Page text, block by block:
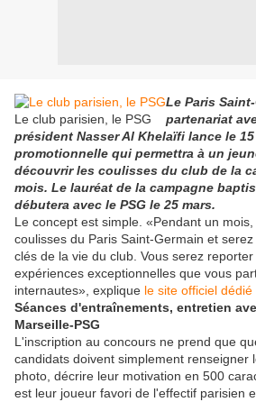
Le club parisien, le PSG
Le Paris
partenariat
président Nasser Al Khelaïfi lance le
promotionnelle qui permettra à un
découvrir les coulisses du club de la
mois. Le lauréat de la campagne
débutera avec le PSG le 25 mars.
Le concept est simple. «Pendant un
coulisses du Paris Saint-Germain et
clés de la vie du club. Vous serez
expériences exceptionnelles que vous
internautes», explique le site officiel
Séances d'entraînements, entretien
Marseille-PSG
L'inscription au concours ne prend que
candidats doivent simplement renseigner
photo, décrire leur motivation en 500
est leur joueur favori de l'effectif parisien